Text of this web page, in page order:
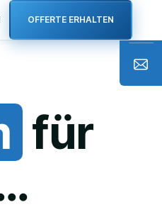
OFFERTE ERHALTEN
für